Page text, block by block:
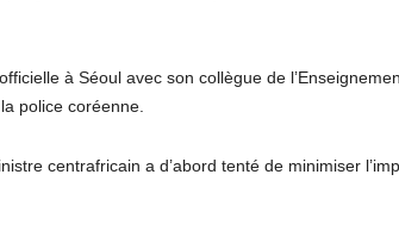
officielle à Séoul avec son collègue de
police coréenne.
centrafricain a d’abord tenté de minimiser